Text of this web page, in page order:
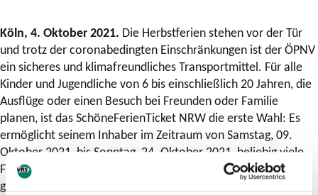
Köln, 4. Oktober 2021. Die Herbstferien stehen vor der Tür
und trotz der coronabedingten Einschränkungen ist der ÖPNV
ein sicheres und klimafreundliches Transportmittel. Für alle
Kinder und Jugendliche von 6 bis einschließlich 20 Jahren, die
Ausflüge oder einen Besuch bei Freunden oder Familie
planen, ist das SchöneFerienTicket NRW die erste Wahl: Es
ermöglicht seinem Inhaber im Zeitraum von Samstag, 09.
Oktober 2021, bis Sonntag, 24. Oktober 2021, beliebig viele
Fahrten mit Bus, Bahn oder Zug in ganz NRW. Und kostet
gerade mal 29,90 Euro.